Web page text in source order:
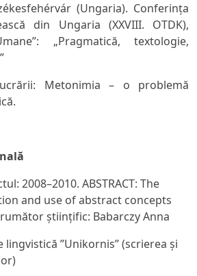
(Ungaria). Conferinţa
din Ungaria (XXVIII. OTDK),
„Pragmatică, textologie,
Metonimia – o problemă
.
lă
2008–2010. ABSTRACT: The
and use of abstract concepts
științific: Babarczy Anna
lingvistică ”Unikornis” (scrierea și